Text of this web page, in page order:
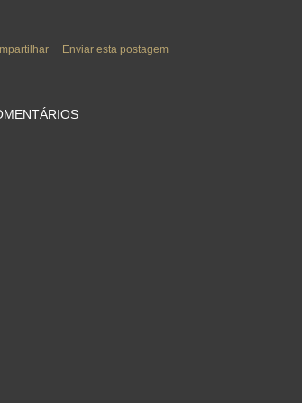
Enviar esta postagem